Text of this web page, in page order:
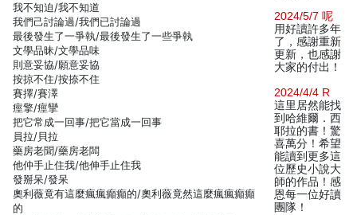
我不知迫/我不知道
我們己討論過/我們已討論過
最後發生了一爭執/最後發生了一些爭執
文學品昧/文學品味
則意妥協/願意妥協
按掠不住/按捺不住
賽擇/賽澤
痙擎/痙攣
把它常成一回事/把它當成一回事
員拉/貝拉
藥房老聞/藥房老闆
他仲手止住我/他伸手止住我
發掰呆/發呆
奧利薇竟有這麼瘋瘋癲癲的/奧利薇竟然這麼瘋瘋癲癲
的
2024/5/7 呢
用好讀許多年
了，感謝重新
更新，也感謝
大家的付出！
2024/4/4 R
這里居然能找
到哈維爾．西
耶拉的書！驚
喜萬分！希望
能讀到更多這
位歷史小說大
師的作品！感
恩每一位好讀
團隊！